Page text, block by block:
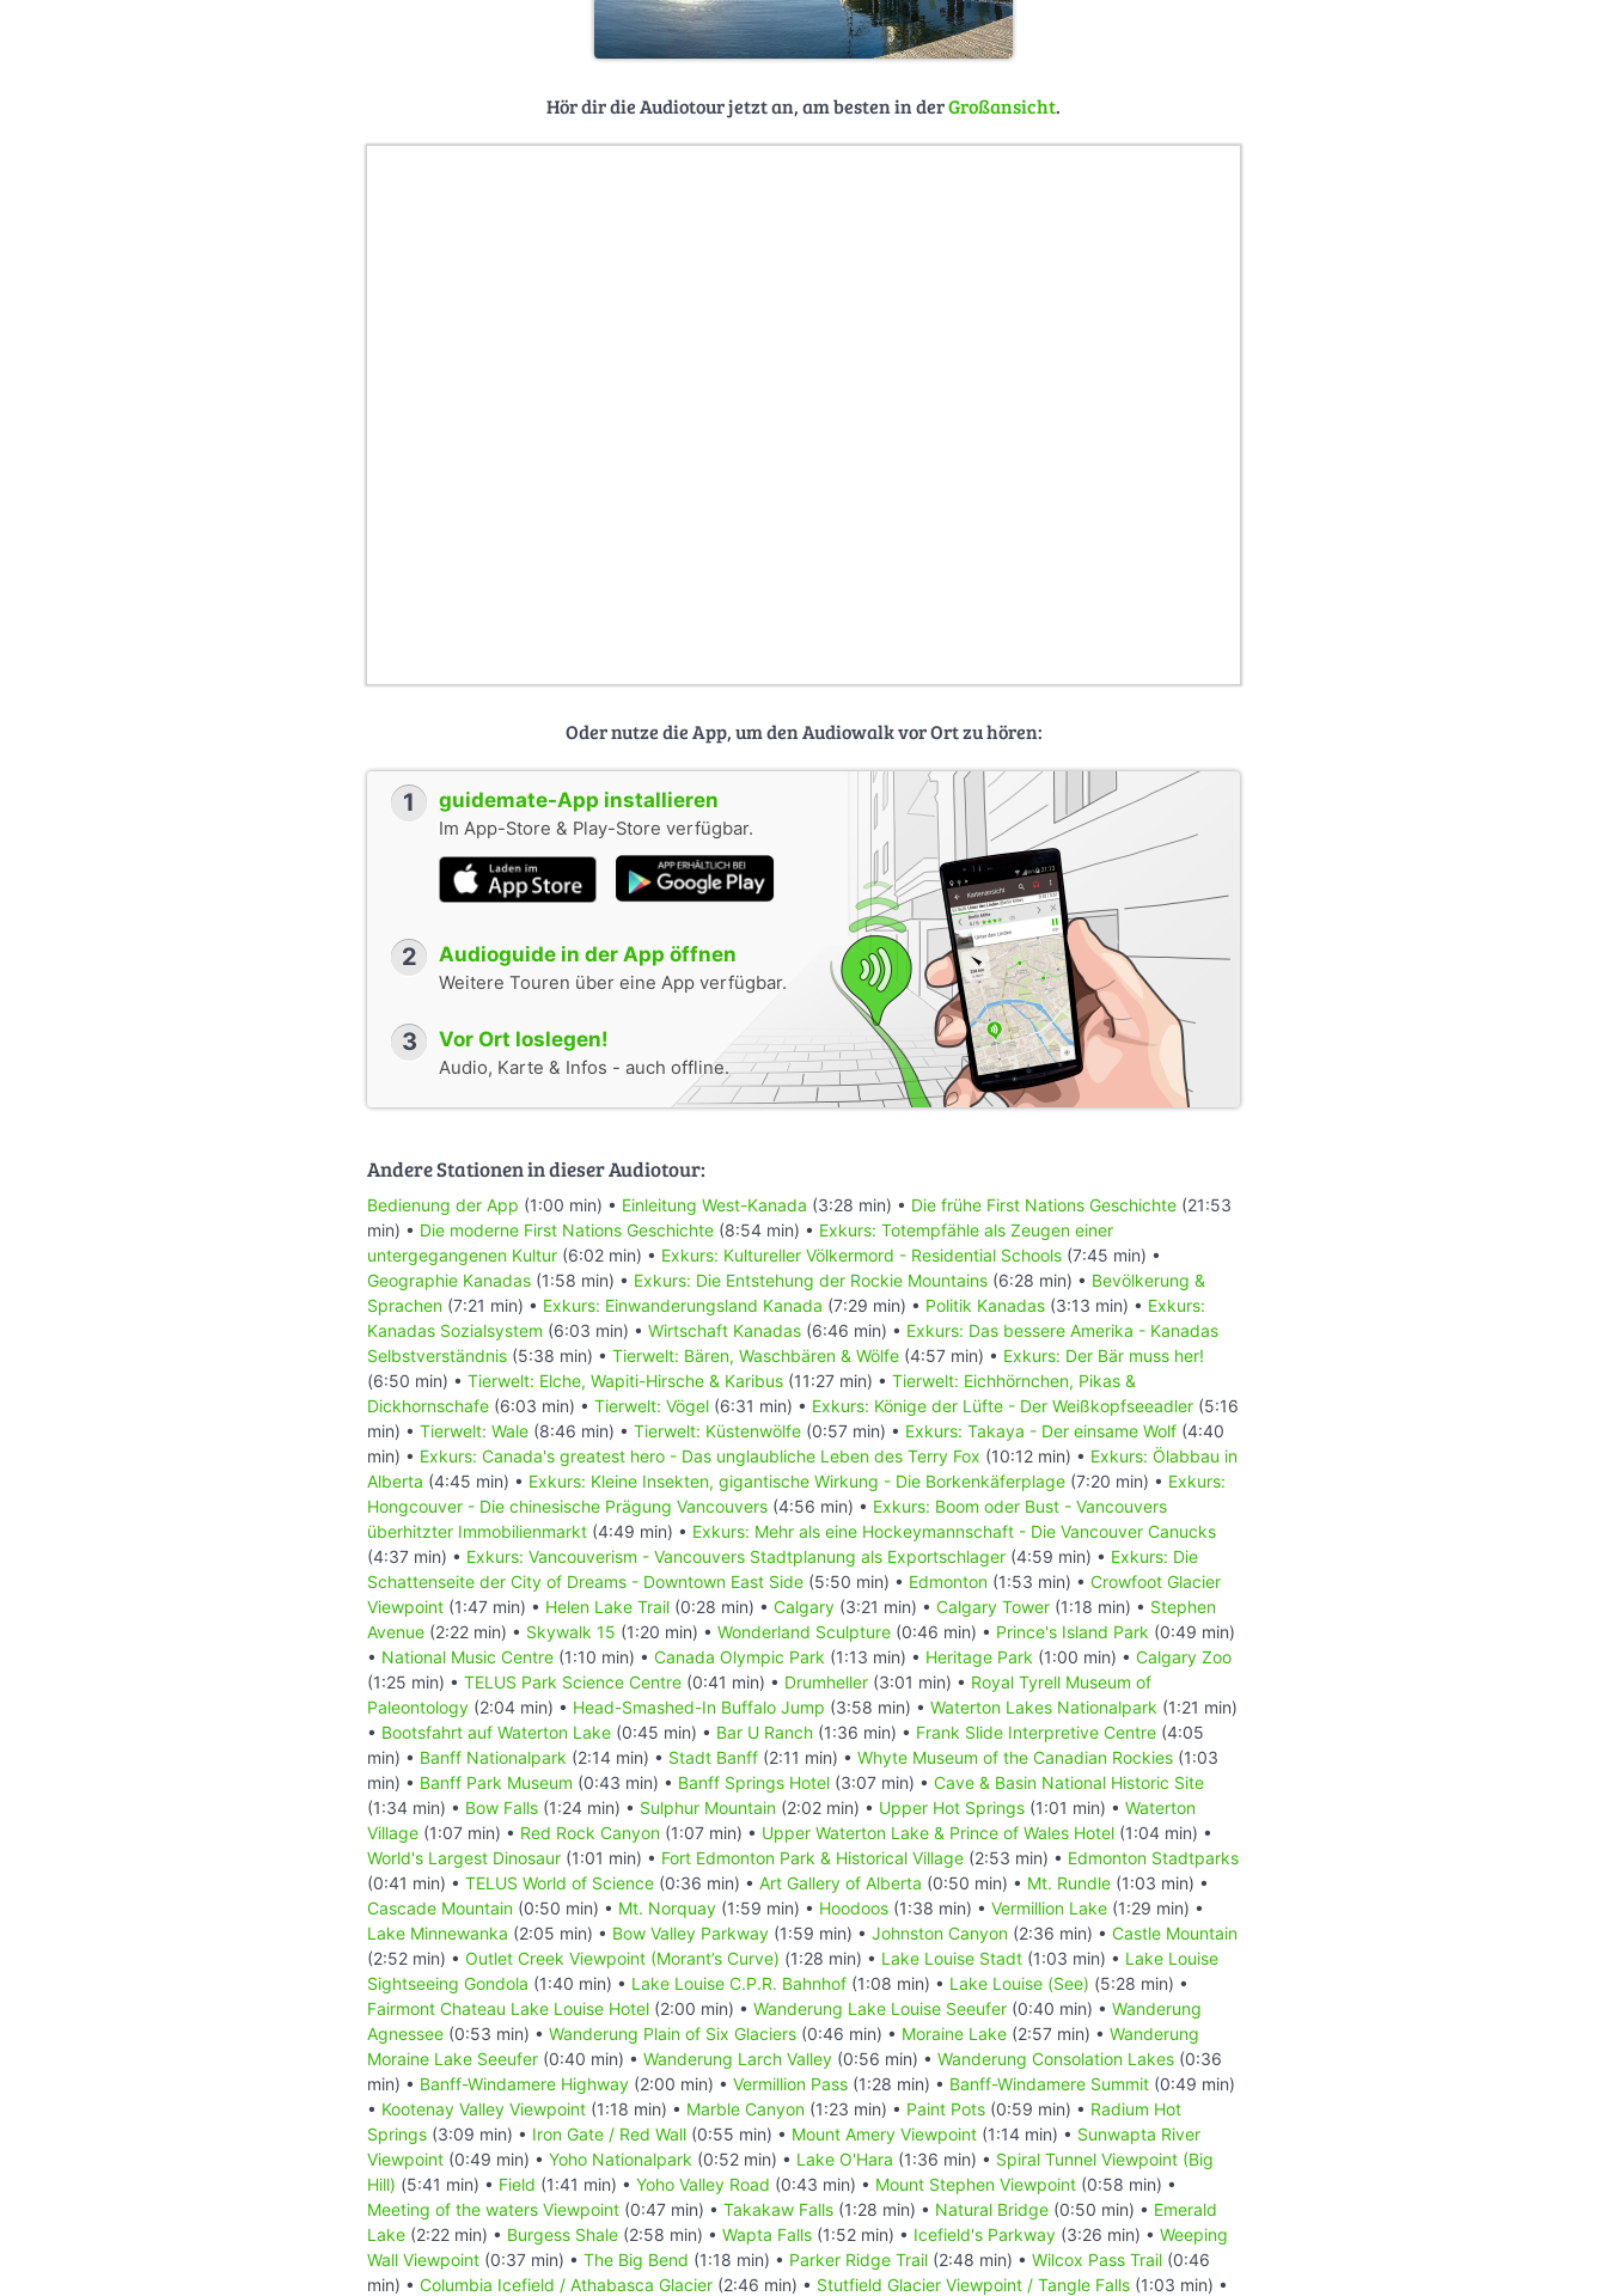
Hör dir die Audiotour jetzt an, am besten in derGroßansicht.
Oder nutze die App, um den Audiowalk vor Ort zu hören:
1 guidemate-App installieren
Im App-Store & Play-Store verfügbar.
2 Audioguide in der App öffnen
Weitere Touren über eine App verfügbar.
3 Vor Ort loslegen!
Audio, Karte & Infos - auch offline.
Andere Stationen in dieser Audiotour:
Bedienung der App (1:00 min) • Einleitung West-Kanada (3:28 min) • Die frühe First Nations Geschichte (21:53
min) • Die moderne First Nations Geschichte (8:54 min) • Exkurs: Totempfähle als Zeugen einer
untergegangenen Kultur (6:02 min) • Exkurs: Kultureller Völkermord - Residential Schools (7:45 min) •
Geographie Kanadas (1:58 min) • Exkurs: Die Entstehung der Rockie Mountains (6:28 min) • Bevölkerung &
Sprachen (7:21 min) • Exkurs: Einwanderungsland Kanada (7:29 min) • Politik Kanadas (3:13 min) • Exkurs:
Kanadas Sozialsystem (6:03 min) • Wirtschaft Kanadas (6:46 min) • Exkurs: Das bessere Amerika - Kanadas
Selbstverständnis (5:38 min) • Tierwelt: Bären, Waschbären & Wölfe (4:57 min) • Exkurs: Der Bär muss her!
(6:50 min) • Tierwelt: Elche, Wapiti-Hirsche & Karibus (11:27 min) • Tierwelt: Eichhörnchen, Pikas &
Dickhornschafe (6:03 min) • Tierwelt: Vögel (6:31 min) • Exkurs: Könige der Lüfte - Der Weißkopfseeadler (5:16
min) • Tierwelt: Wale (8:46 min) • Tierwelt: Küstenwölfe (0:57 min) • Exkurs: Takaya - Der einsame Wolf (4:40
min) • Exkurs: Canada's greatest hero - Das unglaubliche Leben des Terry Fox (10:12 min) • Exkurs: Ölabbau in
Alberta (4:45 min) • Exkurs: Kleine Insekten, gigantische Wirkung - Die Borkenkäferplage (7:20 min) • Exkurs:
Hongcouver - Die chinesische Prägung Vancouvers (4:56 min) • Exkurs: Boom oder Bust - Vancouvers
überhitzter Immobilienmarkt (4:49 min) • Exkurs: Mehr als eine Hockeymannschaft - Die Vancouver Canucks
(4:37 min) • Exkurs: Vancouverism - Vancouvers Stadtplanung als Exportschlager (4:59 min) • Exkurs: Die
Schattenseite der City of Dreams - Downtown East Side (5:50 min) • Edmonton (1:53 min) • Crowfoot Glacier
Viewpoint (1:47 min) • Helen Lake Trail (0:28 min) • Calgary (3:21 min) • Calgary Tower (1:18 min) • Stephen
Avenue (2:22 min) • Skywalk 15 (1:20 min) • Wonderland Sculpture (0:46 min) • Prince's Island Park (0:49 min)
• National Music Centre (1:10 min) • Canada Olympic Park (1:13 min) • Heritage Park (1:00 min) • Calgary Zoo
(1:25 min) • TELUS Park Science Centre (0:41 min) • Drumheller (3:01 min) • Royal Tyrell Museum of
Paleontology (2:04 min) • Head-Smashed-In Buffalo Jump (3:58 min) • Waterton Lakes Nationalpark (1:21 min)
• Bootsfahrt auf Waterton Lake (0:45 min) • Bar U Ranch (1:36 min) • Frank Slide Interpretive Centre (4:05
min) • Banff Nationalpark (2:14 min) • Stadt Banff (2:11 min) • Whyte Museum of the Canadian Rockies (1:03
min) • Banff Park Museum (0:43 min) • Banff Springs Hotel (3:07 min) • Cave & Basin National Historic Site
(1:34 min) • Bow Falls (1:24 min) • Sulphur Mountain (2:02 min) • Upper Hot Springs (1:01 min) • Waterton
Village (1:07 min) • Red Rock Canyon (1:07 min) • Upper Waterton Lake & Prince of Wales Hotel (1:04 min) •
World's Largest Dinosaur (1:01 min) • Fort Edmonton Park & Historical Village (2:53 min) • Edmonton Stadtparks
(0:41 min) • TELUS World of Science (0:36 min) • Art Gallery of Alberta (0:50 min) • Mt. Rundle (1:03 min) •
Cascade Mountain (0:50 min) • Mt. Norquay (1:59 min) • Hoodoos (1:38 min) • Vermillion Lake (1:29 min) •
Lake Minnewanka (2:05 min) • Bow Valley Parkway (1:59 min) • Johnston Canyon (2:36 min) • Castle Mountain
(2:52 min) • Outlet Creek Viewpoint (Morant’s Curve) (1:28 min) • Lake Louise Stadt (1:03 min) • Lake Louise
Sightseeing Gondola (1:40 min) • Lake Louise C.P.R. Bahnhof (1:08 min) • Lake Louise (See) (5:28 min) •
Fairmont Chateau Lake Louise Hotel (2:00 min) • Wanderung Lake Louise Seeufer (0:40 min) • Wanderung
Agnessee (0:53 min) • Wanderung Plain of Six Glaciers (0:46 min) • Moraine Lake (2:57 min) • Wanderung
Moraine Lake Seeufer (0:40 min) • Wanderung Larch Valley (0:56 min) • Wanderung Consolation Lakes (0:36
min) • Banff-Windamere Highway (2:00 min) • Vermillion Pass (1:28 min) • Banff-Windamere Summit (0:49 min)
• Kootenay Valley Viewpoint (1:18 min) • Marble Canyon (1:23 min) • Paint Pots (0:59 min) • Radium Hot
Springs (3:09 min) • Iron Gate / Red Wall (0:55 min) • Mount Amery Viewpoint (1:14 min) • Sunwapta River
Viewpoint (0:49 min) • Yoho Nationalpark (0:52 min) • Lake O'Hara (1:36 min) • Spiral Tunnel Viewpoint (Big
Hill) (5:41 min) • Field (1:41 min) • Yoho Valley Road (0:43 min) • Mount Stephen Viewpoint (0:58 min) •
Meeting of the waters Viewpoint (0:47 min) • Takakaw Falls (1:28 min) • Natural Bridge (0:50 min) • Emerald
Lake (2:22 min) • Burgess Shale (2:58 min) • Wapta Falls (1:52 min) • Icefield's Parkway (3:26 min) • Weeping
Wall Viewpoint (0:37 min) • The Big Bend (1:18 min) • Parker Ridge Trail (2:48 min) • Wilcox Pass Trail (0:46
min) • Columbia Icefield / Athabasca Glacier (2:46 min) • Stutfield Glacier Viewpoint / Tangle Falls (1:03 min) •